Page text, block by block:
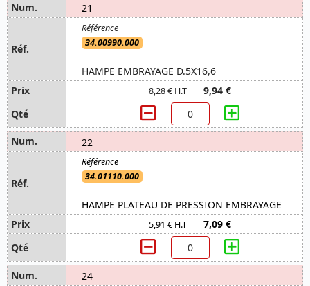
21
34.00990.000
HAMPE EMBRAYAGE D.5X16,6
8,28 € H.T 9,94 €
22
34.01110.000
HAMPE PLATEAU DE PRESSION EMBRAYAGE
5,91 € H.T 7,09 €
24